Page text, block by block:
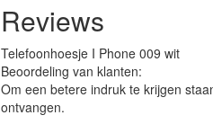
Reviews
Telefoonhoesje I Phone 009 wit
Beoordeling van klanten:
Om een betere indruk te krijgen
ontvangen.